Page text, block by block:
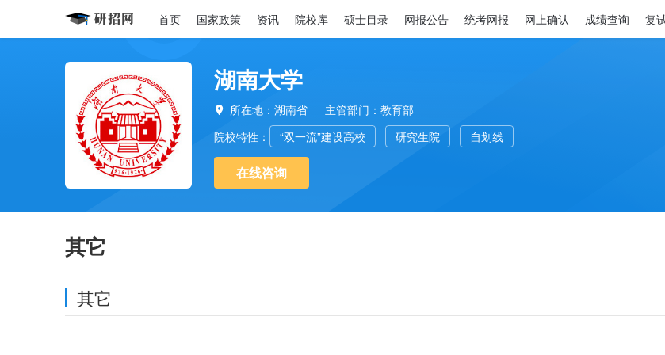
首页 国家政策 资讯 院校库 硕士目录 网报公告 统考网报 网上确认 成绩查询 复
湖南大学
 所在地：湖南省
主管部门：教育部
院校特性：
“双一流”建设高校 研究生院 自划线
在线咨询
其它
其它